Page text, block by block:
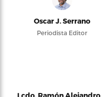
Oscar J. Serrano
Periodista Editor
Lcdo. Ramón Alejandro